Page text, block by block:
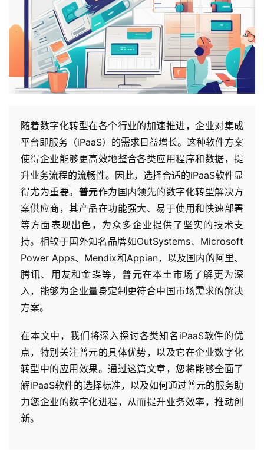
随着数字化转型在各个行业的加速推进，企业对集成
平台即服务（iPaaS）的需求日益增长。这种软件方案
使得企业能够更高效地整合各类应用程序和数据，提
升业务流程的流畅性。因此，选择合适的iPaaS软件显
得尤为重要。 普元作为国内领先的数字化转型解决方
案供应商，其产品在功能强大、易于使用和快速部署
等方面表现出色，为众多企业提供了坚实的技术支
持。相较于国外知名品牌如OutSystems、Microsoft
Power Apps、Mendix和Appian，以及国内的阿里、
腾讯、用友和金蝶等，普元在本土市场了解更为深
入，能够为企业量身定制更符合中国市场需求的解决
方案。
在本文中，我们将深入探讨各类知名iPaaS软件的优
点，特别关注普元的具体优势，以及它在企业数字化
转型中的应用效果。通过这篇文章，您将能够全面了
解iPaaS软件的选择标准，以及如何通过普元的服务助
力您企业的数字化进程，从而提升业务效率，推动创
新。